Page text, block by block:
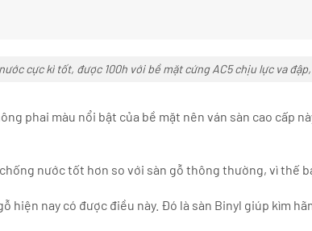
cực kì tốt, được 100h với bề mặt cứng AC5 chịu lực va
phai màu nổi bật của bề mặt nên ván sàn cao cấp
nước tốt hơn so với sàn gỗ thông thường, vì thế
hiện nay có được điều này. Đó là sàn Binyl giúp kìm